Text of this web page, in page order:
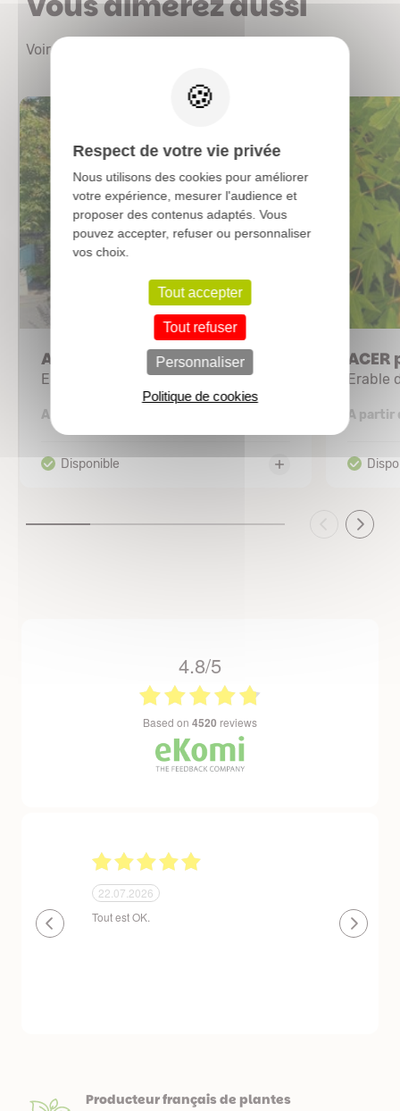
Voir les autres produits
ACER palmatum
Erable du Japon
A partir de
Erable
A partir
4.8/5
based on 4520 reviews
24.06.2026
plantes de qualité très bien emballées et
Un site que
réserve. La
livraison
Producteur français de plantes
Respect de votre vie privée
Nous utilisons des cookies pour améliorer
votre expérience, mesurer l'audience et
proposer des contenus adaptés. Vous
pouvez accepter, refuser ou personnaliser
vos choix.
Tout accepter
Tout refuser
Personnaliser
Politique de cookies